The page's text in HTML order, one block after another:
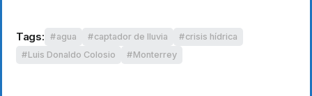
Tags: agua captador de lluvia
crisis hídrica
Luis Donaldo Colosio
Monterrey